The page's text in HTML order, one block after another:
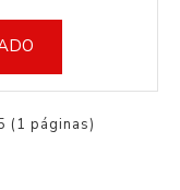
(1 páginas)